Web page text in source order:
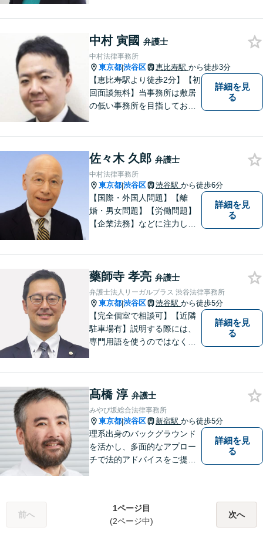
ただける解決を実現すること
が私たちの使命です。
中村 寅國 弁護士
中村法律事務所
東京都|渋谷区 恵比寿駅 から徒歩3分
【恵比寿駅より徒歩2分】【初
回面談無料】当事務所は敷居
の低い事務所を目指しており
【当日／夜間／休日対応可
能】一人で悩まず一緒に問題
を解決しましょう。お気軽に
ご相談下さい。
詳細を見
る
佐々木 久郎 弁護士
中村法律事務所
東京都|渋谷区 渋谷駅 から徒歩6分
【国際・外国人問題】【離
婚・男女問題】【労働問題】
【企業法務】などに注力して
詳細を見
る
藥師寺 孝亮 弁護士
弁護士法人リーガルプラス 渋谷法律事務所
東京都|渋谷区 渋谷駅 から徒歩5分
【完全個室で相談可】【近隣
駐車場有】説明する際には、
専門用語を使うのではなく、
向けて、10年以上にわたる弁
護士活動から得た知識・経験
をフル活用して解決を目指し
ます。
詳細を見
る
髙橋 淳 弁護士
みやび坂総合法律事務所
東京都|渋谷区 新宿駅 から徒歩5分
理系出身のバックグラウンド
を活かし、多面的なアプロー
チで法的アドバイスをご提供
詳細を見
る
前へ
1ページ目
(2ページ中)
次へ